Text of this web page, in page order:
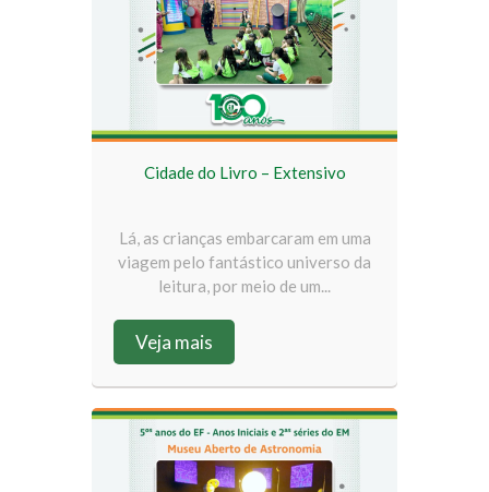
Cidade do Livro – Extensivo
Lá, as crianças embarcaram em uma
viagem pelo fantástico universo da
leitura, por meio de um...
Veja mais